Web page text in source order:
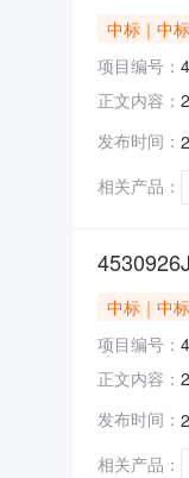
中标｜中
项目编号：
正文内容：
发布时间：
相关产品：
中标｜中
项目编号：
正文内容：
发布时间：
相关产品：